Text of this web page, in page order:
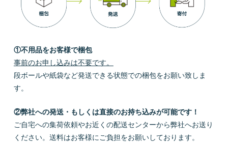
①不用品をお客様で梱包
事前のお申し込みは不要です。
段ボールや紙袋など発送できる状態での梱包をお願い致しま
す。
②弊社への発送・もしくは直接のお持ち込みが可能です！
ご自宅への集荷依頼やお近くの配送センターから弊社へお送り
ください。送料はお客様にご負担をお願いしております。